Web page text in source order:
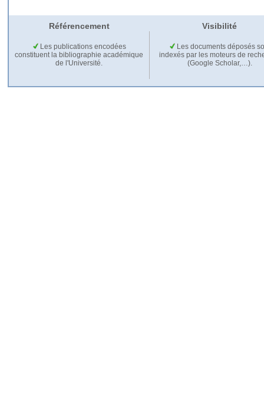
Référencement Visibilité
Les publications encodées
constituent la bibliographie académique
de l'Université.
Les documents déposés
indexés par les moteurs de
(Google Scholar,…).